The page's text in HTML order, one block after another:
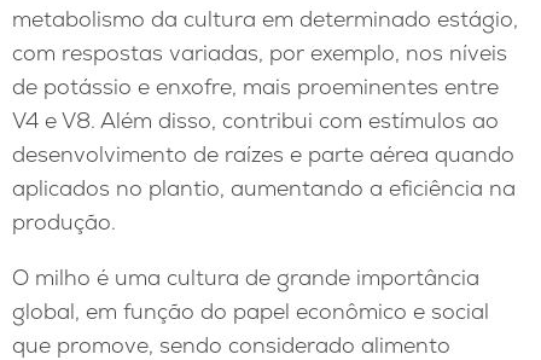
metabolismo da cultura em determinado estágio,
com respostas variadas, por exemplo, nos níveis
de potássio e enxofre, mais proeminentes entre
V4 e V8. Além disso, contribui com estímulos ao
desenvolvimento de raízes e parte aérea quando
aplicados no plantio, aumentando a eficiência na
produção.
O milho é uma cultura de grande importância
global, em função do papel econômico e social
que promove, sendo considerado alimento